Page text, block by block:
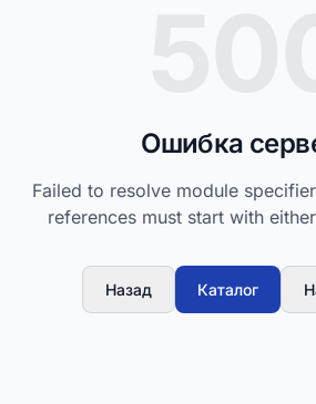
Ошибка
Failed to resolve module
references must start with
Назад Каталог